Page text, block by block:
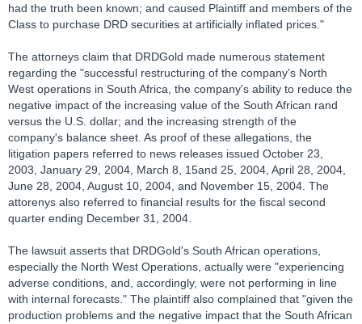
had the truth been known; and caused Plaintiff and members of the
Class to purchase DRD securities at artificially inflated prices."
The attorneys claim that DRDGold made numerous statement
regarding the "successful restructuring of the company's North
West operations in South Africa, the company's ability to reduce the
negative impact of the increasing value of the South African rand
versus the U.S. dollar; and the increasing strength of the
company's balance sheet. As proof of these allegations, the
litigation papers referred to news releases issued October 23,
2003, January 29, 2004, March 8, 15and 25, 2004, April 28, 2004,
June 28, 2004, August 10, 2004, and November 15, 2004. The
attorenys also referred to financial results for the fiscal second
quarter ending December 31, 2004.
The lawsuit asserts that DRDGold's South African operations,
especially the North West Operations, actually were "experiencing
adverse conditions, and, accordingly, were not performing in line
with internal forecasts." The plaintiff also complained that "given the
production problems and the negative impact that the South African